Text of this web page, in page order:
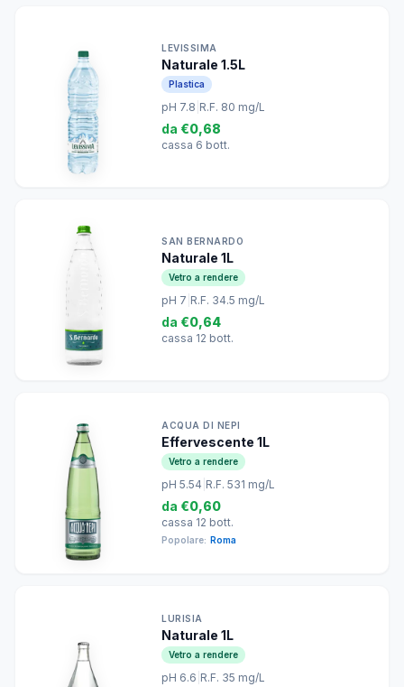
LEVISSIMA
Naturale 1.5L
Plastica
pH 7.8 R.F. 80 mg/L
da €0,68
cassa 6 bott.
SAN BERNARDO
Naturale 1L
Vetro a rendere
pH 7 R.F. 34.5 mg/L
da €0,64
cassa 12 bott.
ACQUA DI NEPI
Effervescente 1L
Vetro a rendere
pH 5.54 R.F. 531 mg/L
da €0,60
cassa 12 bott.
Popolare: Roma
LURISIA
Naturale 1L
Vetro a rendere
pH 6.6 R.F. 35 mg/L